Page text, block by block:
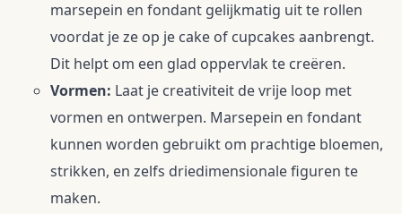
marsepein en fondant gelijkmatig uit te rollen
voordat je ze op je cake of cupcakes aanbrengt.
Dit helpt om een glad oppervlak te creëren.
Vormen: Laat je creativiteit de vrije loop met
vormen en ontwerpen. Marsepein en fondant
kunnen worden gebruikt om prachtige bloemen,
strikken, en zelfs driedimensionale figuren te
maken.